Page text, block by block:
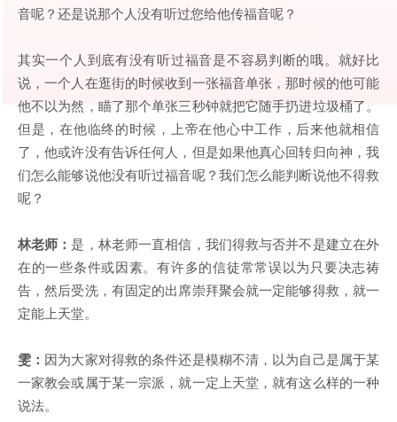
音呢？还是说那个人没有听过您给他传福音呢？
其实一个人到底有没有听过福音是不容易判断的哦。就好比
说，一个人在逛街的时候收到一张福音单张，那时候的他可能
他不以为然，瞄了那个单张三秒钟就把它随手扔进垃圾桶了。
但是，在他临终的时候，上帝在他心中工作，后来他就相信
了，他或许没有告诉任何人，但是如果他真心回转归向神，我
们怎么能够说他没有听过福音呢？我们怎么能判断说他不得救
呢？
林老师： 是，林老师一直相信，我们得救与否并不是建立在外
在的一些条件或因素。有许多的信徒常常误以为只要决志祷
告，然后受洗，有固定的出席崇拜聚会就一定能够得救，就一
定能上天堂。
雯： 因为大家对得救的条件还是模糊不清，以为自己是属于某
一家教会或属于某一宗派，就一定上天堂，就有这么样的一种
说法。